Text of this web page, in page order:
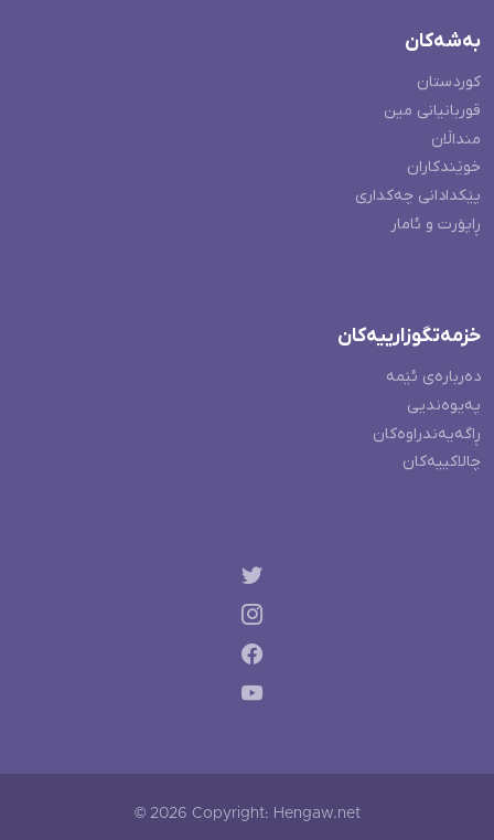
بەشەکان
کوردستان
قوربانیانی مین
منداڵان
خوێندکاران
پێکدادانی چەکداری
ڕاپۆرت و ئامار
خزمەتگوزارییەکان
دەربارەی ئێمە
پەیوەندیی
ڕاگەیەندراوەکان
چالاکییەکان
© 2026 Copyright: Hengaw.net